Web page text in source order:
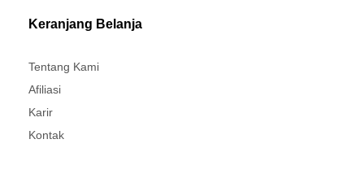
Keranjang Belanja
Tentang Kami
Afiliasi
Karir
Kontak